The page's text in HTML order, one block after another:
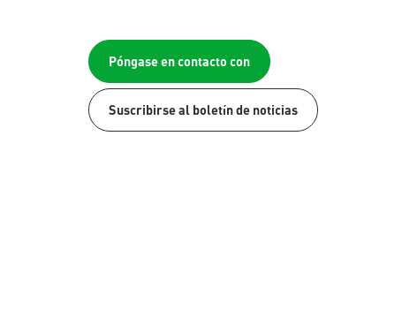
Póngase en contacto con
Suscribirse al boletín de noticias